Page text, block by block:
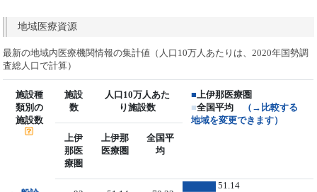
地域医療資源
最新の地域内医療機関情報の集計値（人口10万人あたりは、2020年国勢調
査総人口で計算）
施設種
類別の
施設数
施設
数
人口10万人あた
り施設数
■上伊那医療圏
■全国平均
（→比較する
地域を変更できます）
上伊
那医
療圏
上伊那
医療圏
全国平
均
51.14